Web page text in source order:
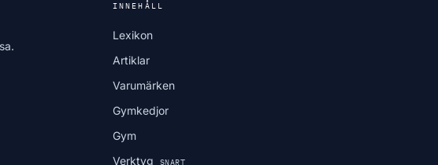
INNEHÅLL
Lexikon
Artiklar
Varumärken
Gymkedjor
Gym
Verktyg
SNART